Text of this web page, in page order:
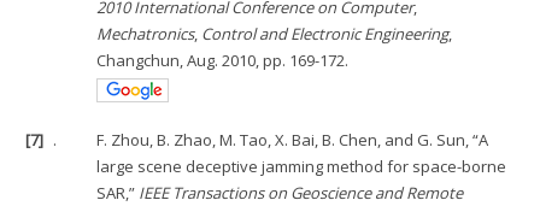
2010 International Conference on Computer,
Mechatronics, Control and Electronic Engineering,
Changchun, Aug. 2010, pp. 169-172.
[7] .
F. Zhou, B. Zhao, M. Tao, X. Bai, B. Chen, and G. Sun, “A
large scene deceptive jamming method for space-borne
SAR,” IEEE Transactions on Geoscience and Remote